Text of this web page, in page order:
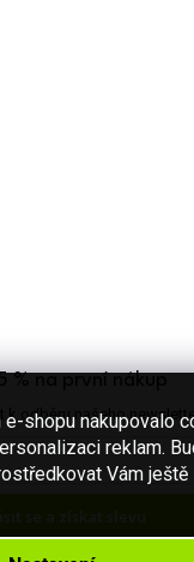
shopu nakupovalo
reklam.
Vám
k odběru našeho